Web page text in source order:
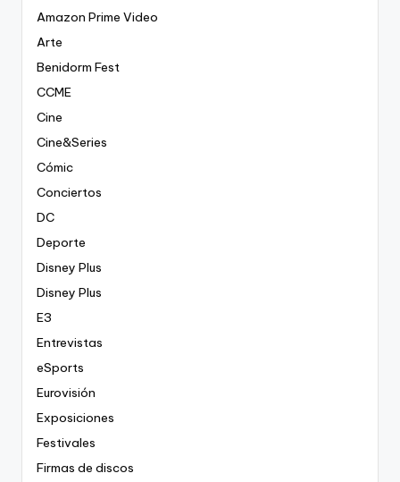
Amazon Prime Video
Arte
Benidorm Fest
CCME
Cine
Cine&Series
Cómic
Conciertos
DC
Deporte
Disney Plus
Disney Plus
E3
Entrevistas
eSports
Eurovisión
Exposiciones
Festivales
Firmas de discos